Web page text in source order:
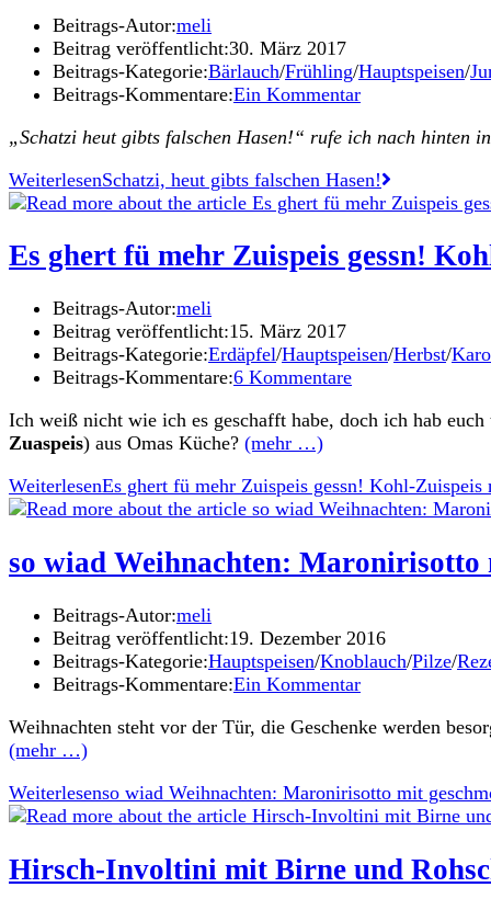
Beitrags-Autor:meli
Beitrag veröffentlicht:30. März 2017
Beitrags-Kategorie:Bärlauch/Frühling/Hauptspeisen/
Beitrags-Kommentare:Ein Kommentar
„Schatzi heut gibts falschen Hasen!“ rufe ich nach hinten
WeiterlesenSchatzi, heut gibts falschen Hasen!
Es ghert fü mehr Zuispeis gessn!
Beitrags-Autor:meli
Beitrag veröffentlicht:15. März 2017
Beitrags-Kategorie:Erdäpfel/Hauptspeisen/Herbst/
Beitrags-Kommentare:6 Kommentare
Ich weiß nicht wie ich es geschafft habe, doch ich hab
Zuaspeis) aus Omas Küche? (mehr …)
WeiterlesenEs ghert fü mehr Zuispeis gessn! Kohl-
so wiad Weihnachten: Maronirisotto
Beitrags-Autor:meli
Beitrag veröffentlicht:19. Dezember 2016
Beitrags-Kategorie:Hauptspeisen/Knoblauch/Pilze/
Beitrags-Kommentare:Ein Kommentar
Weihnachten steht vor der Tür, die Geschenke werden
(mehr …)
Weiterlesenso wiad Weihnachten: Maronirisotto mit
Hirsch-Involtini mit Birne und